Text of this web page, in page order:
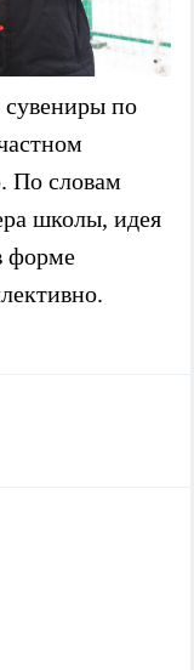
по
По словам
школы, идея
форме